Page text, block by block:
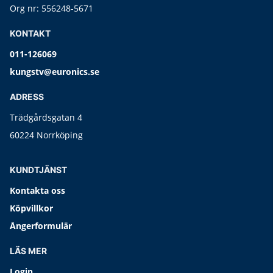
Org nr: 556248-5671
KONTAKT
011-126069
kungstv@euronics.se
ADRESS
Trädgårdsgatan 4
60224 Norrköping
KUNDTJÄNST
Kontakta oss
Köpvillkor
Ångerformulär
LÄS MER